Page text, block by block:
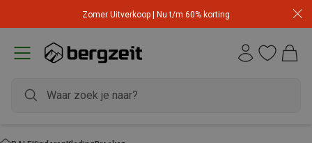
Zomer Uitverkoop | Nu t/m 60% korting